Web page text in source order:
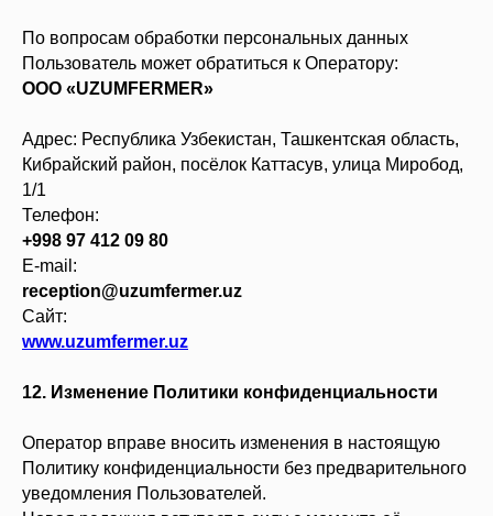
По вопросам обработки персональных данных
Пользователь может обратиться к Оператору:
ООО «UZUMFERMER»
Адрес: Республика Узбекистан, Ташкентская область,
Кибрайский район, посёлок Каттасув, улица Миробод,
1/1
Телефон:
+998 97 412 09 80
E-mail:
reception@uzumfermer.uz
Сайт:
www.uzumfermer.uz
12. Изменение Политики конфиденциальности
Оператор вправе вносить изменения в настоящую
Политику конфиденциальности без предварительного
уведомления Пользователей.